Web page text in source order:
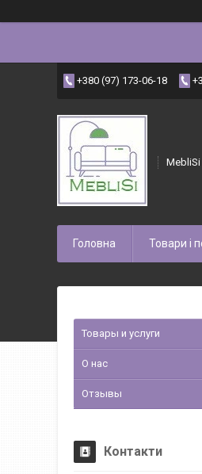
+380 (97) 173-06-18
MebliSi
Головна Товари і
Товары и услуги
О нас
Отзывы
Контакти